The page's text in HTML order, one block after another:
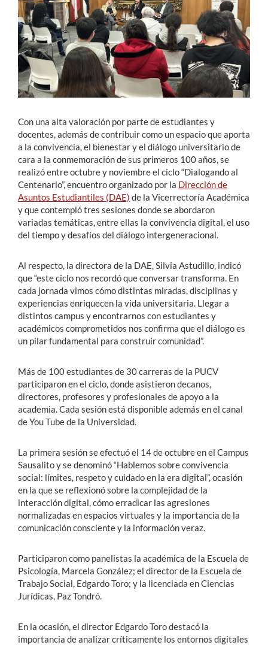
Alumni
English
Con una alta valoración por parte de estudiantes y
docentes, además de contribuir como un espacio que aporta
a la convivencia, el bienestar y el diálogo universitario de
cara a la conmemoración de sus primeros 100 años, se
realizó entre octubre y noviembre el ciclo “Dialogando al
Centenario”, encuentro organizado por la Dirección de
Asuntos Estudiantiles (DAE) de la Vicerrectoría Académica
y que contempló tres sesiones donde se abordaron
variadas temáticas, entre ellas la convivencia digital, el uso
del tiempo y desafíos del diálogo intergeneracional.
Al respecto, la directora de la DAE, Silvia Astudillo, indicó
que “este ciclo nos recordó que conversar transforma. En
cada jornada vimos cómo distintas miradas, disciplinas y
experiencias enriquecen la vida universitaria. Llegar a
distintos campus y encontrarnos con estudiantes y
académicos comprometidos nos confirma que el diálogo es
un pilar fundamental para construir comunidad”.
Más de 100 estudiantes de 30 carreras de la PUCV
participaron en el ciclo, donde asistieron decanos,
directores, profesores y profesionales de apoyo a la
academia. Cada sesión está disponible además en el canal
de You Tube de la Universidad.
La primera sesión se efectuó el 14 de octubre en el Campus
Sausalito y se denominó “Hablemos sobre convivencia
social: límites, respeto y cuidado en la era digital”, ocasión
en la que se reflexionó sobre la complejidad de la
interacción digital, cómo erradicar las agresiones
normalizadas en espacios virtuales y la importancia de la
comunicación consciente y la información veraz.
Participaron como panelistas la académica de la Escuela de
Psicología, Marcela González; el director de la Escuela de
Trabajo Social, Edgardo Toro; y la licenciada en Ciencias
Jurídicas, Paz Tondró.
En la ocasión, el director Edgardo Toro destacó la
importancia de analizar críticamente los entornos digitales